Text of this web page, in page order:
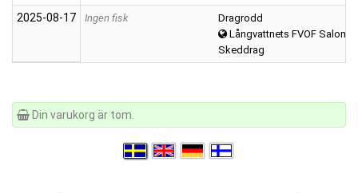
2025‑08‑17 Ingen fisk
Dragrodd
Långvattnets FVOF
Skeddrag
Din varukorg är tom.